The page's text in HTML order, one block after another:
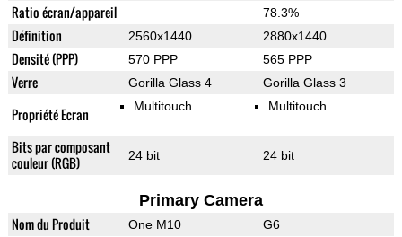
Ratio écran/appareil 78.3%
Définition 2560x1440 2880x1440
Densité (PPP) 570 PPP 565 PPP
Verre Gorilla Glass 4 Gorilla Glass 3
Propriété Ecran Multitouch Multitouch
Bits par composant
couleur (RGB)
24 bit 24 bit
Primary Camera
Nom du Produit One M10 G6